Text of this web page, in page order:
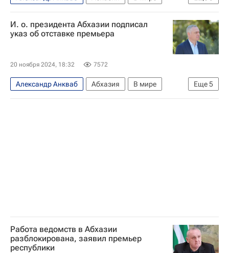
Россия
Сухум
Валерий Бганба
Аслан Бжания
Протесты в Абхазии — 2024
И. о. президента Абхазии подписал
указ об отставке премьера
20 ноября 2024, 18:32 7572
Еще5
Александр Анкваб Абхазия
В мире
Россия
Сухум
Аслан Бжания
Работа ведомств в Абхазии
разблокирована, заявил премьер
республики